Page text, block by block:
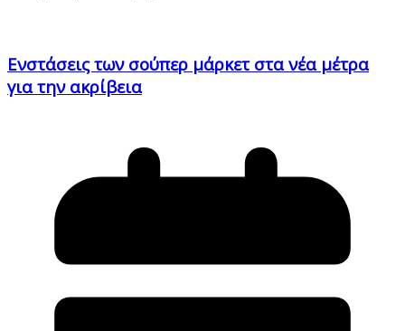
Ενστάσεις των σούπερ μάρκετ στα νέα μέτρα
για την ακρίβεια